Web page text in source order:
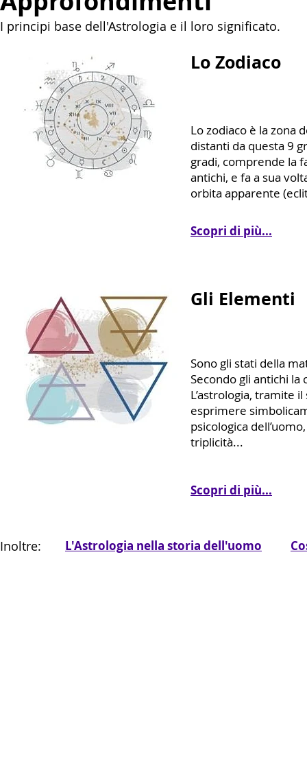
I principi base dell'Astrologia e il loro significato.
Lo Zodiaco
Lo zodiaco è la zona
distanti da questa 9
gradi, comprende la
antichi, e fa a sua
orbita apparente
Scopri di più...
Gli Elementi
Sono gli stati della
Secondo gli antichi
L’astrologia, tramite
esprimere
psicologica
triplicità...
Scopri di più...
Inoltre: L'Astrologia nella storia dell'uomo